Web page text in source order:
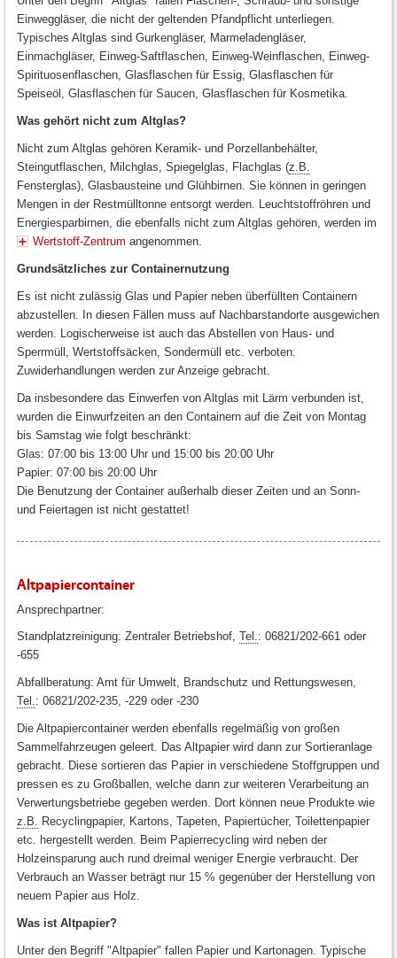
Einweggläser, die nicht der geltenden Pfandpflicht unterliegen.
Typisches Altglas sind Gurkengläser, Marmeladengläser,
Einmachgläser, Einweg-Saftflaschen, Einweg-Weinflaschen, Einweg-
Spirituosenflaschen, Glasflaschen für Essig, Glasflaschen für
Speiseöl, Glasflaschen für Saucen, Glasflaschen für Kosmetika.
Was gehört nicht zum Altglas?
Nicht zum Altglas gehören Keramik- und Porzellanbehälter,
Steingutflaschen, Milchglas, Spiegelglas, Flachglas (z.B.
Fensterglas), Glasbausteine und Glühbirnen. Sie können in geringen
Mengen in der Restmülltonne entsorgt werden. Leuchtstoffröhren und
Energiesparbirnen, die ebenfalls nicht zum Altglas gehören, werden im
Wertstoff-Zentrum angenommen.
Grundsätzliches zur Containernutzung
Es ist nicht zulässig Glas und Papier neben überfüllten Containern
abzustellen. In diesen Fällen muss auf Nachbarstandorte ausgewichen
werden. Logischerweise ist auch das Abstellen von Haus- und
Sperrmüll, Wertstoffsäcken, Sondermüll etc. verboten.
Zuwiderhandlungen werden zur Anzeige gebracht.
Da insbesondere das Einwerfen von Altglas mit Lärm verbunden ist,
wurden die Einwurfzeiten an den Containern auf die Zeit von Montag
bis Samstag wie folgt beschränkt:
Glas: 07:00 bis 13:00 Uhr und 15:00 bis 20:00 Uhr
Papier: 07:00 bis 20:00 Uhr
Die Benutzung der Container außerhalb dieser Zeiten und an Sonn-
und Feiertagen ist nicht gestattet!
Altpapiercontainer
Ansprechpartner:
Standplatzreinigung: Zentraler Betriebshof, Tel. : 06821/202-661 oder
-655
Abfallberatung: Amt für Umwelt, Brandschutz und Rettungswesen,
Tel. : 06821/202-235, -229 oder -230
Die Altpapiercontainer werden ebenfalls regelmäßig von großen
Sammelfahrzeugen geleert. Das Altpapier wird dann zur Sortieranlage
gebracht. Diese sortieren das Papier in verschiedene Stoffgruppen und
pressen es zu Großballen, welche dann zur weiteren Verarbeitung an
Verwertungsbetriebe gegeben werden. Dort können neue Produkte wie
z.B.
Recyclingpapier, Kartons, Tapeten, Papiertücher, Toilettenpapier
etc. hergestellt werden. Beim Papierrecycling wird neben der
Holzeinsparung auch rund dreimal weniger Energie verbraucht. Der
Verbrauch an Wasser beträgt nur 15 % gegenüber der Herstellung von
neuem Papier aus Holz.
Was ist Altpapier?
Unter den Begriff "Altpapier" fallen Papier und Kartonagen. Typische